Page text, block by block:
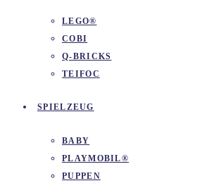
LEGO®
COBI
Q-BRICKS
TEIFOC
SPIELZEUG
BABY
PLAYMOBIL®
PUPPEN